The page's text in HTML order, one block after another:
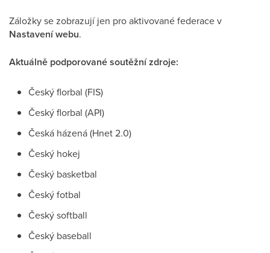
Záložky se zobrazují jen pro aktivované federace v
Nastavení webu.
Aktuálně podporované soutěžní zdroje:
Český florbal (FIS)
Český florbal (API)
Česká házená (Hnet 2.0)
Český hokej
Český basketbal
Český fotbal
Český softball
Český baseball